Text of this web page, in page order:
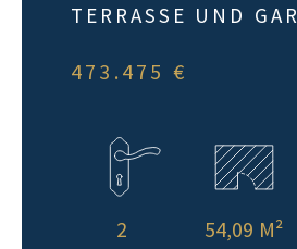
TERRASSE UND
473.475 €
2 54,09 M²